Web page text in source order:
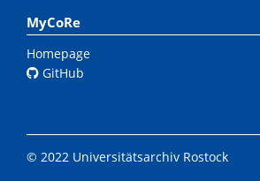
MyCoRe
Homepage
GitHub
© 2022 Universitätsarchiv Rostock